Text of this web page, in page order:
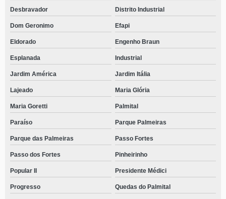
Desbravador Distrito Industrial
Dom Geronimo Efapi
Eldorado Engenho Braun
Esplanada Industrial
Jardim América Jardim Itália
Lajeado Maria Glória
Maria Goretti Palmital
Paraíso Parque Palmeiras
Parque das Palmeiras Passo Fortes
Passo dos Fortes Pinheirinho
Popular II Presidente Médici
Progresso Quedas do Palmital